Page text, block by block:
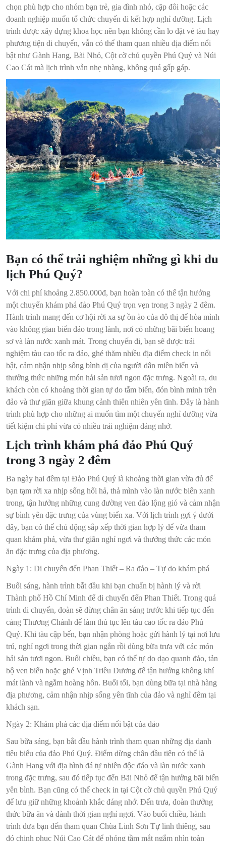
chọn phù hợp cho nhóm bạn trẻ, gia đình nhỏ, cặp đôi hoặc các
doanh nghiệp muốn tổ chức chuyến đi kết hợp nghỉ dưỡng. Lịch
trình được xây dựng khoa học nên bạn không cần lo đặt vé tàu hay
phương tiện di chuyển, vẫn có thể tham quan nhiều địa điểm nổi
bật như Gành Hang, Bãi Nhỏ, Cột cờ chủ quyền Phú Quý và Núi
Cao Cát mà lịch trình vẫn nhẹ nhàng, không quá gấp gáp.
Bạn có thể trải nghiệm những gì khi du
lịch Phú Quý?
Với chi phí khoảng 2.850.000đ, bạn hoàn toàn có thể tận hưởng
một chuyến khám phá đảo Phú Quý trọn vẹn trong 3 ngày 2 đêm.
Hành trình mang đến cơ hội rời xa sự ồn ào của đô thị để hòa mình
vào không gian biển đảo trong lành, nơi có những bãi biển hoang
sơ và làn nước xanh mát. Trong chuyến đi, bạn sẽ được trải
nghiệm tàu cao tốc ra đảo, ghé thăm nhiều địa điểm check in nổi
bật, cảm nhận nhịp sống bình dị của người dân miền biển và
thưởng thức những món hải sản tươi ngon đặc trưng. Ngoài ra, du
khách còn có khoảng thời gian tự do tắm biển, đón bình minh trên
đảo và thư giãn giữa khung cảnh thiên nhiên yên tĩnh. Đây là hành
trình phù hợp cho những ai muốn tìm một chuyến nghỉ dưỡng vừa
tiết kiệm chi phí vừa có nhiều trải nghiệm đáng nhớ.
Lịch trình khám phá đảo Phú Quý
trong 3 ngày 2 đêm
Ba ngày hai đêm tại Đảo Phú Quý là khoảng thời gian vừa đủ để
bạn tạm rời xa nhịp sống hối hả, thả mình vào làn nước biển xanh
trong, tận hưởng những cung đường ven đảo lộng gió và cảm nhận
sự bình yên đặc trưng của vùng biển xa. Với lịch trình gợi ý dưới
đây, bạn có thể chủ động sắp xếp thời gian hợp lý để vừa tham
quan khám phá, vừa thư giãn nghỉ ngơi và thưởng thức các món
ăn đặc trưng của địa phương.
Ngày 1: Di chuyển đến Phan Thiết – Ra đảo – Tự do khám phá
Buổi sáng, hành trình bắt đầu khi bạn chuẩn bị hành lý và rời
Thành phố Hồ Chí Minh để di chuyển đến Phan Thiết. Trong quá
trình di chuyển, đoàn sẽ dừng chân ăn sáng trước khi tiếp tục đến
cảng Thương Chánh để làm thủ tục lên tàu cao tốc ra đảo Phú
Quý. Khi tàu cập bến, bạn nhận phòng hoặc gửi hành lý tại nơi lưu
trú, nghỉ ngơi trong thời gian ngắn rồi dùng bữa trưa với các món
hải sản tươi ngon. Buổi chiều, bạn có thể tự do dạo quanh đảo, tản
bộ ven biển hoặc ghé Vịnh Triều Dương để tận hưởng không khí
mát lành và ngắm hoàng hôn. Buổi tối, bạn dùng bữa tại nhà hàng
địa phương, cảm nhận nhịp sống yên tĩnh của đảo và nghỉ đêm tại
khách sạn.
Ngày 2: Khám phá các địa điểm nổi bật của đảo
Sau bữa sáng, bạn bắt đầu hành trình tham quan những địa danh
tiêu biểu của đảo Phú Quý. Điểm dừng chân đầu tiên có thể là
Gành Hang với địa hình đá tự nhiên độc đáo và làn nước xanh
trong đặc trưng, sau đó tiếp tục đến Bãi Nhỏ để tận hưởng bãi biển
yên bình. Bạn cũng có thể check in tại Cột cờ chủ quyền Phú Quý
để lưu giữ những khoảnh khắc đáng nhớ. Đến trưa, đoàn thưởng
thức bữa ăn và dành thời gian nghỉ ngơi. Vào buổi chiều, hành
trình đưa bạn đến tham quan Chùa Linh Sơn Tự linh thiêng, sau
đó chinh phục Núi Cao Cát để phóng tầm mắt ngắm nhìn toàn